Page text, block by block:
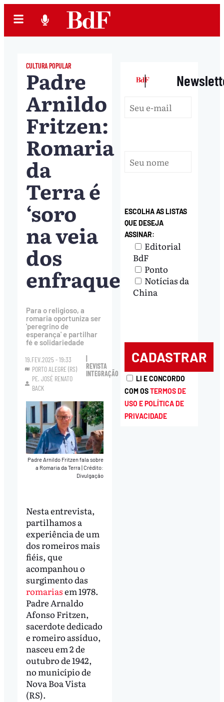
CULTURA POPULAR
Padre
Arnildo
Fritzen:
Romaria
da
Terra é
‘soro
na veia
dos
enfraquecidos’
Para o religioso, a
romaria oportuniza ser
'peregrino de
esperança' e partilhar
fé e solidariedade
19.FEV.2025 - 19:33
PORTO ALEGRE (RS)
PE. JOSÉ RENATO
BACK
REVISTA
INTEGRAÇÃO
Padre Arnildo Fritzen fala sobre
a Romaria da Terra|Crédito:
Divulgação
Nesta entrevista,
partilhamos a
experiência de um
dos romeiros mais
fiéis, que
acompanhou o
surgimento das
romariasem 1978.
Padre Arnaldo
Afonso Fritzen,
sacerdote dedicado
e romeiro assíduo,
nasceu em 2 de
outubro de 1942,
no município de
Nova Boa Vista
(RS).
|
ESCOLHA AS LISTAS
QUE DESEJA
ASSINAR:
Editorial
BdF
Ponto
Notícias da
China
LI E CONCORDO
COM OSTERMOS DE
USO E POLÍTICA DE
PRIVACIDADE